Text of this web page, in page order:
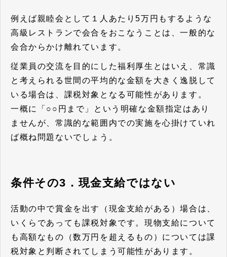
例えば親睦会として１人あたり5万円もするような
高級レストランで会合をおこなうことは、一般的な
会合からかけ離れています。
従業員の交流を目的にした福利厚生とはいえ、常識
と考えられる世間の平均的な金額を大きく逸脱して
いる場合は、課税対象となる可能性があります。
一概に「○○円まで」という明確な金額指定はあり
ませんが、常識的な範囲内での実施を心掛けていれ
ば概ね問題ないでしょう。
条件その3．現金支給ではない
活動の中で賞金を出す（現金支給がある）場合は、
いくらであっても課税対象です。現物支給について
も高額なもの（数万円を超えるもの）については課
税対象と判断されてしまう可能性があります。